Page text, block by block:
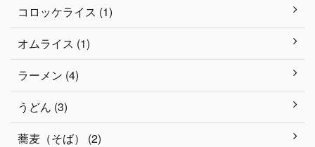
コロッケライス (1)
オムライス (1)
ラーメン (4)
うどん (3)
蕎麦（そば） (2)